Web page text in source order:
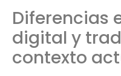
Diferencias
digital y
contexto